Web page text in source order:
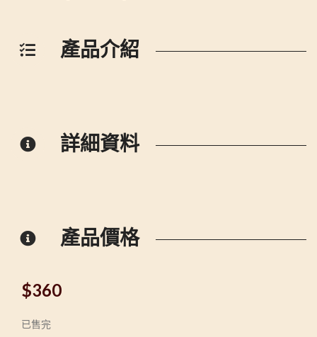
產品介紹
詳細資料
產品價格
$360
已售完